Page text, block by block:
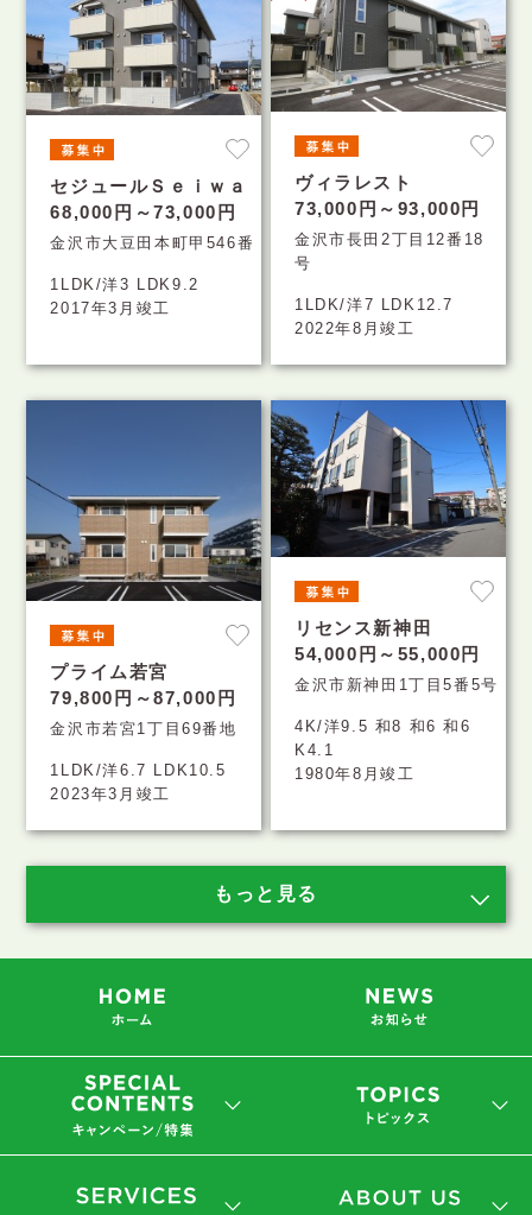
セジュールＳｅｉｗａ
68,000円～73,000円
金沢市大豆田本町甲546番
1LDK/洋3 LDK9.2
2017年3月竣工
ヴィラレスト
73,000円～93,000円
金沢市長田2丁目12番18
号
1LDK/洋7 LDK12.7
2022年8月竣工
プライム若宮
79,800円～87,000円
金沢市若宮1丁目69番地
1LDK/洋6.7 LDK10.5
2023年3月竣工
リセンス新神田
54,000円～55,000円
金沢市新神田1丁目5番5号
4K/洋9.5 和8 和6 和6
K4.1
1980年8月竣工